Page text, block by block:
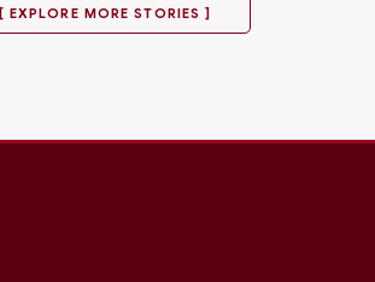
[ EXPLORE MORE STORIES ]